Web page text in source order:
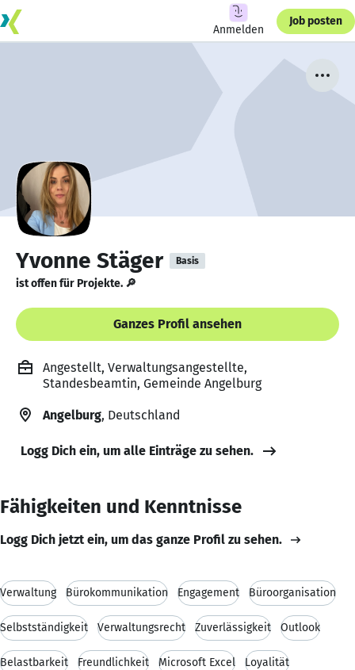
Anmelden
Job posten
Yvonne Stäger Basis
ist offen für Projekte. 🔎
Ganzes Profil ansehen
Angestellt, Verwaltungsangestellte,
Standesbeamtin, Gemeinde Angelburg
Angelburg, Deutschland
Logg Dich ein, um alle Einträge zu sehen.
Fähigkeiten und Kenntnisse
Logg Dich jetzt ein, um das ganze Profil zu sehen.
Verwaltung Bürokommunikation Engagement Büroorganisation
Selbstständigkeit Verwaltungsrecht Zuverlässigkeit Outlook
Belastbarkeit Freundlichkeit Microsoft Excel Loyalität